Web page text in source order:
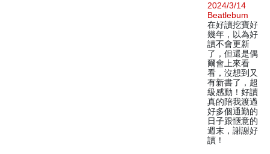
2024/3/14
Beatlebum
在好讀挖寶好
幾年，以為好
讀不會更新
了，但還是偶
爾會上來看
看，沒想到又
有新書了，超
級感動！好讀
真的陪我渡過
好多個通勤的
日子跟愜意的
週末，謝謝好
讀！